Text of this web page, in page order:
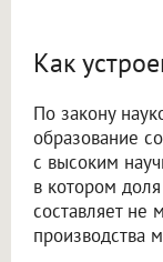
Как
По закону
образование
с высоким
в котором
составляет не
производства